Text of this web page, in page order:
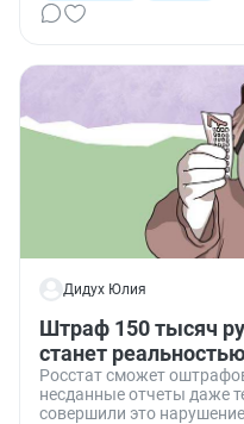
Дидух Юлия
Штраф 150 тысяч
станет реальностью
Росстат сможет
несданные отчеты даже
совершили это